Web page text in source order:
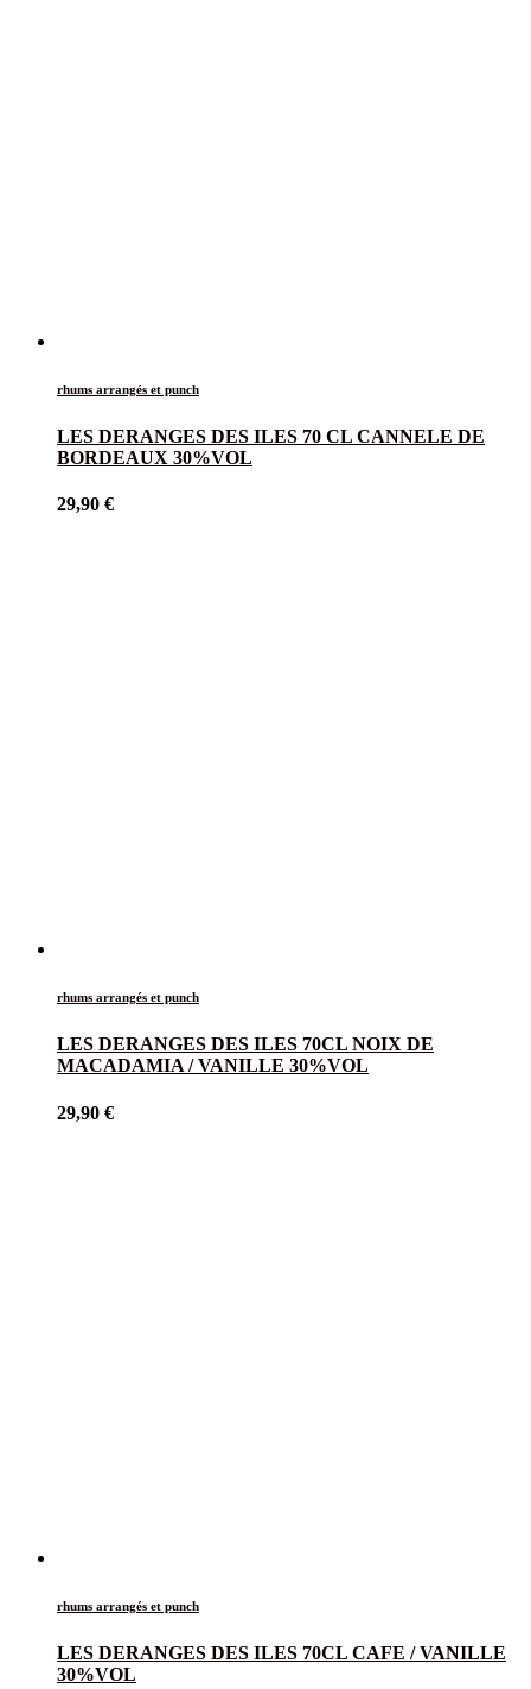
rhums arrangés et punch
LES DERANGES DES ILES 70 CL CANNELE DE
BORDEAUX 30%VOL
29,90 €
rhums arrangés et punch
LES DERANGES DES ILES 70CL NOIX DE
MACADAMIA / VANILLE 30%VOL
29,90 €
rhums arrangés et punch
LES DERANGES DES ILES 70CL CAFE / VANILLE
30%VOL